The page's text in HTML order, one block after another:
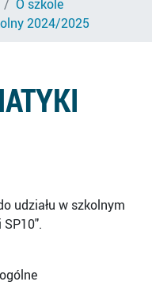
O szkole
2024/2025
udziału w szkolnym